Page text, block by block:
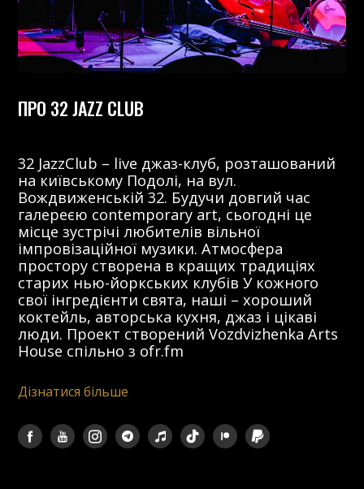
ПРО 32 JAZZ CLUB
32 JazzClub – live джаз-клуб, розташований
на київському Подолі, на вул.
Вождвиженській 32. Будучи довгий час
галереєю contemporary art, сьогодні це
місце зустрічі любителів вільної
імпровізаційної музики. Атмосфера
простору створена в кращих традиціях
старих нью-йоркських клубів У кожного
свої інгредієнти свята, наші – хороший
коктейль, авторська кухня, джаз і цікаві
люди. Проект створений Vozdvizhenka Arts
House спільно з ofr.fm
Дізнатися більше